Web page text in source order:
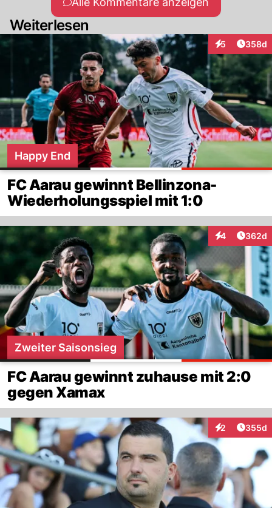
Weiterlesen
5
Interaktionen
358d
Happy End
FC Aarau gewinnt Bellinzona-
Wiederholungsspiel mit 1:0
4
Interaktionen
362d
Zweiter Saisonsieg
FC Aarau gewinnt zuhause mit 2:0
gegen Xamax
2
Interaktionen
355d